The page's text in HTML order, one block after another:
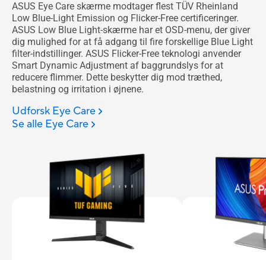
ASUS Eye Care skærme modtager flest TÜV Rheinland
Low Blue-Light Emission og Flicker-Free certificeringer.
ASUS Low Blue Light-skærme har et OSD-menu, der giver
dig mulighed for at få adgang til fire forskellige Blue Light
filter-indstillinger. ASUS Flicker-Free teknologi anvender
Smart Dynamic Adjustment af baggrundslys for at
reducere flimmer. Dette beskytter dig mod træthed,
belastning og irritation i øjnene.
Udforsk Eye Care
Se alle Eye Care